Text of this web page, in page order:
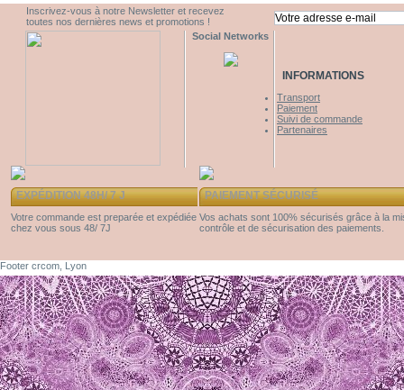
Inscrivez-vous à notre Newsletter et recevez
toutes nos dernières news et promotions !
Social Networks
INFORMATIONS
Transport
Paiement
Suivi de commande
Partenaires
EXPÉDITION 48H/ 7 J
Votre commande est preparée et expédiée
chez vous sous 48/ 7J
PAIEMENT SÉCURISÉ
Vos achats sont 100% sécurisés grâce à la
contrôle et de sécurisation des paiements.
Footer crcom, Lyon